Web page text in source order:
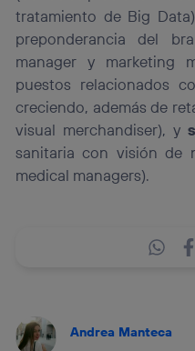
tratamiento de Big
preponderancia del
manager y marketing
puestos relacionados
creciendo, además de
visual merchandiser), y
sanitaria con visión de
medical managers).
Andrea Manteca